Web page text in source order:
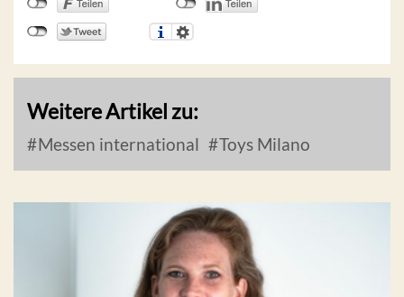
Weitere Artikel zu:
Messen international Toys Milano